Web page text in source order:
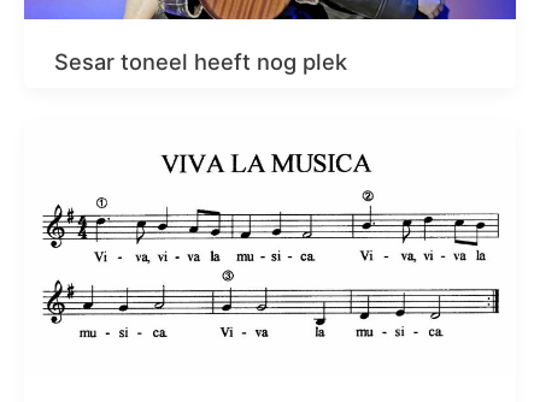
Sesar toneel heeft nog plek